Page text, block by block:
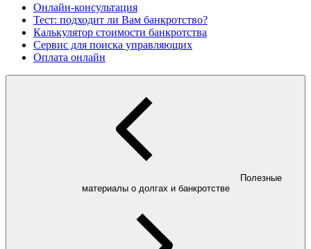
Онлайн-консультация
Тест: подходит ли Вам банкротство?
Калькулятор стоимости банкротства
Сервис для поиска управляющих
Оплата онлайн
Полезные
материалы о долгах и банкротстве